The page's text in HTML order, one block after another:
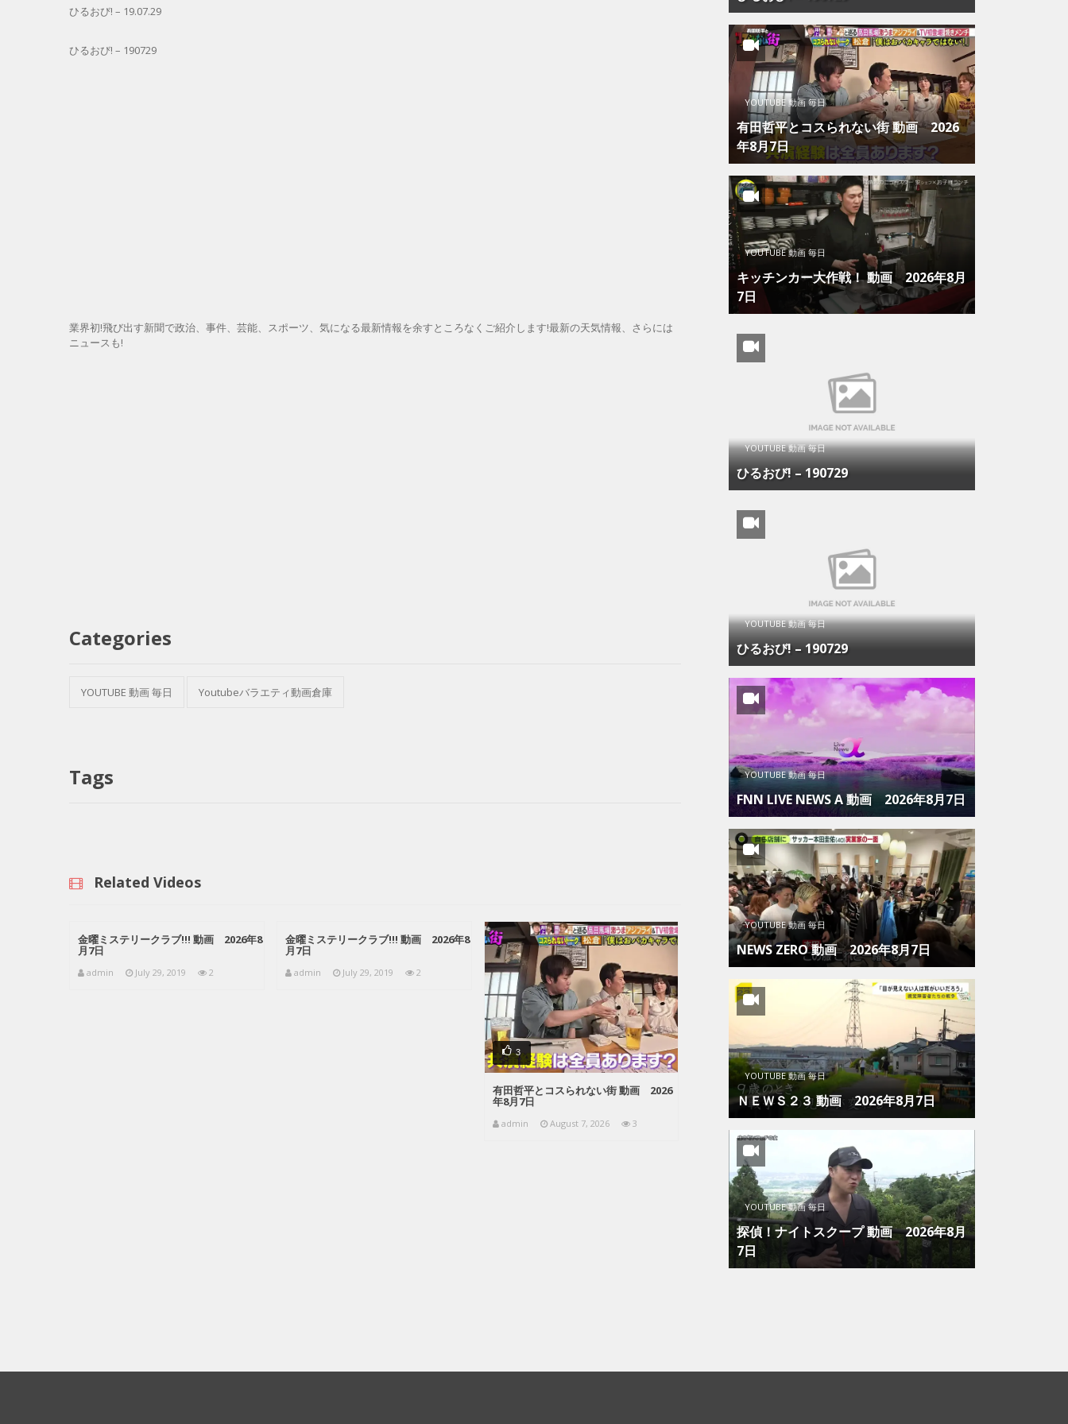
ひるおび! – 19.07.29
ひるおび! – 190729
業界初!飛び出す新聞で政治、事件、芸能、スポーツ、気になる最新情報を余すところなくご紹介します!最新の天気情報、さらには
ニュースも!
Categories
YOUTUBE 動画 毎日 Youtubeバラエティ動画倉庫
Tags
Related Videos
金曜ミステリークラブ!!! 動画 2026年8
月7日
admin July 29, 2019 2
金曜ミステリークラブ!!! 動画 2026年8
月7日
admin July 29, 2019 2
3
有田哲平とコスられない街 動画 2026
年8月7日
admin August 7, 2026 3
YOUTUBE 動画 毎日
有田哲平とコスられない街 動画 2026
年8月7日
YOUTUBE 動画 毎日
キッチンカー大作戦！ 動画 2026年8月
7日
YOUTUBE 動画 毎日
ひるおび! – 190729
YOUTUBE 動画 毎日
ひるおび! – 190729
YOUTUBE 動画 毎日
FNN LIVE NEWS Α 動画 2026年8月7日
YOUTUBE 動画 毎日
NEWS ZERO 動画 2026年8月7日
YOUTUBE 動画 毎日
ＮＥＷＳ２３ 動画 2026年8月7日
YOUTUBE 動画 毎日
探偵！ナイトスクープ 動画 2026年8月
7日